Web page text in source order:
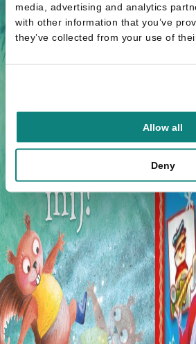
media, advertising and analytics
with other information that you’ve
they’ve collected from your use of
Allow all
Deny